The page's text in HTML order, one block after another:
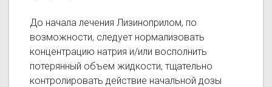
До начала лечения Лизиноприлом, по
возможности, следует нормализовать
концентрацию натрия и/или восполнить
потерянный объем жидкости, тщательно
контролировать действие начальной дозы